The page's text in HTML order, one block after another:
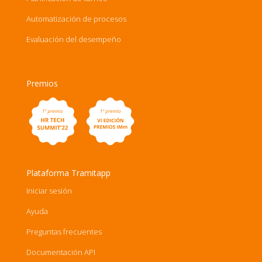
Automatización de procesos
Evaluación del desempeño
Premios
Plataforma Tramitapp
Iniciar sesión
Ayuda
Preguntas frecuentes
Documentación API